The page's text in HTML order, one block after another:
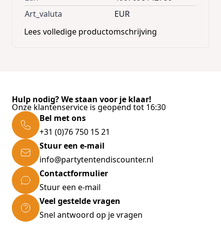
Art_valuta
EUR
Lees volledige productomschrijving
Hulp nodig? We staan voor je klaar!
Onze klantenservice is geopend tot 16:30
Bel met ons
+31 (0)76 750 15 21
Stuur een e-mail
info@partytentendiscounter.nl
Contactformulier
Stuur een e-mail
Veel gestelde vragen
Snel antwoord op je vragen